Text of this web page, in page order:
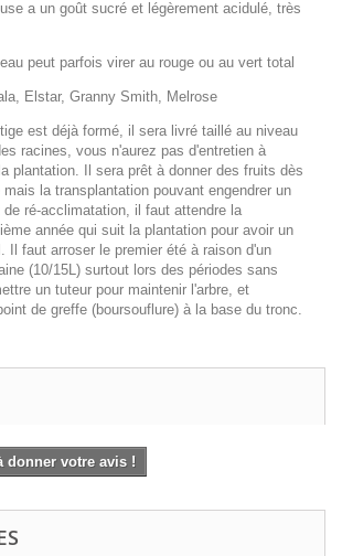
a un goût sucré et légèrement acidulé, très
peut parfois virer au rouge ou au vert total
Elstar, Granny Smith, Melrose
est déjà formé, il sera livré taillé au niveau
racines, vous n'aurez pas d'entretien à
plantation. Il sera prêt à donner des fruits dès
mais la transplantation pouvant engendrer un
ré-acclimatation, il faut attendre la
année qui suit la plantation pour avoir un
Il faut arroser le premier été à raison d'un
(10/15L) surtout lors des périodes sans
un tuteur pour maintenir l'arbre, et
de greffe (boursouflure) à la base du tronc.
donner votre avis !